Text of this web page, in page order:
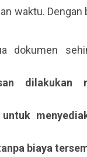
waktu. Dengan
dokumen
dilakukan
biaya